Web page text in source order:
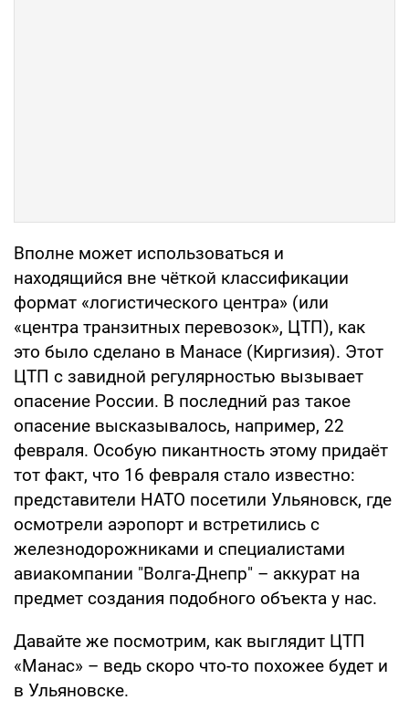
Вполне может использоваться и
находящийся вне чёткой классификации
формат «логистического центра» (или
«центра транзитных перевозок», ЦТП), как
это было сделано в Манасе (Киргизия). Этот
ЦТП с завидной регулярностью вызывает
опасение России. В последний раз такое
опасение высказывалось, например, 22
февраля. Особую пикантность этому придаёт
тот факт, что 16 февраля стало известно:
представители НАТО посетили Ульяновск, где
осмотрели аэропорт и встретились с
железнодорожниками и специалистами
авиакомпании "Волга-Днепр" – аккурат на
предмет создания подобного объекта у нас.
Давайте же посмотрим, как выглядит ЦТП
«Манас» – ведь скоро что-то похожее будет и
в Ульяновске.